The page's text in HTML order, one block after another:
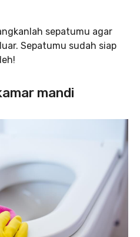
sepatumu agar
Sepatumu sudah siap
mandi